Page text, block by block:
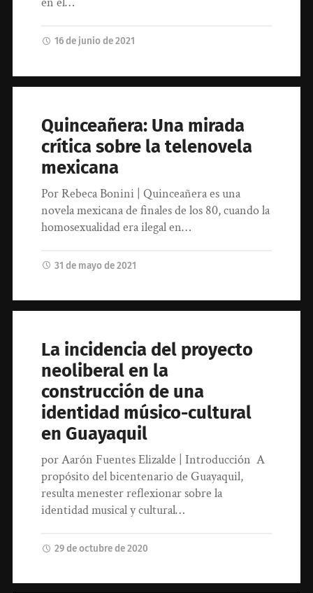
16 de junio de 2021
Quinceañera: Una mirada
crítica sobre la telenovela
mexicana
Por Rebeca Bonini | Quinceañera es una
novela mexicana de finales de los 80, cuando la
homosexualidad era ilegal en…
31 de mayo de 2021
La incidencia del proyecto
neoliberal en la
construcción de una
identidad músico-cultural
en Guayaquil
por Aarón Fuentes Elizalde | Introducción A
propósito del bicentenario de Guayaquil,
resulta menester reflexionar sobre la
identidad musical y cultural…
29 de octubre de 2020